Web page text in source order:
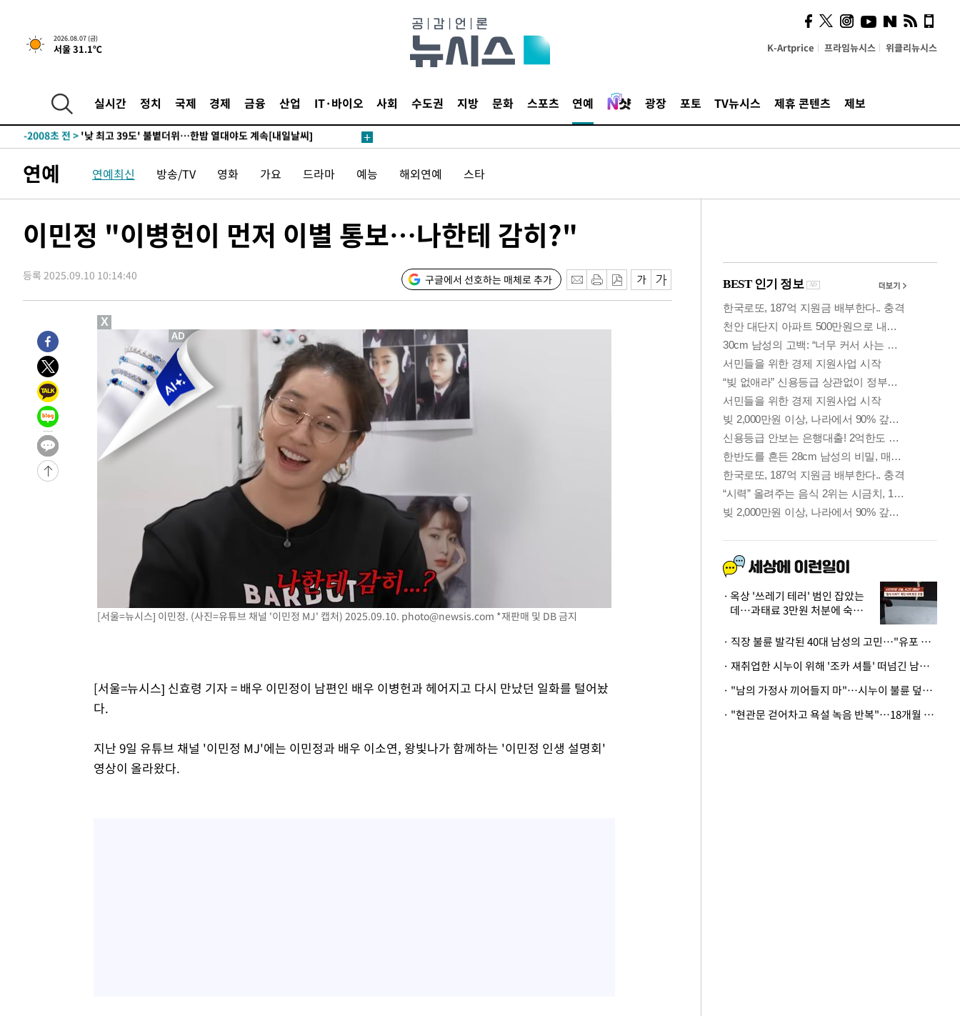
2026.08.07 (금)
서울 31.1℃ K-Artprice 프라임뉴시스 위클리뉴시스
실시간 정치 국제 경제 금융 산업 IT·바이오 사회 수도권 지방 문화 스포츠 연예 광장 포토 TV뉴시스 제휴 콘텐츠 제보
-5028초 전 >[속보]합참 "北 발사체는 단거리탄도미사일…감시·경계태세 강화"
-4776초 전 >日방위성, 北이 동해로 쏜 발사체는 탄도미사일 가능성
-2612초 전 >
[속보]합참 "북, 동해상으로 미상 발사체 발사"
-2008초 전 >
-1967초 전 > [속보]7~9일 프로야구 3연전도 폭염 취소…11일 재개
-1456초 전 >
'월드컵 탈락 후폭풍' 축구협회…초유의 압수수색에 '충격·당황'
-1296초 전 >서울 낮 37.9도, 올여름 최고치 경신…영등포 순간 '40도'
50분 전 > [속보]코스닥, 800p 회복…0.26% 오른 801.67 마감
54분 전 >[속보]원·달러 환율, 0.7원 내린 1423.8원 마감
1시간 전 >"여기 떨어졌다"…다누리, 스페이스X 로켓 달 충돌 흔적 포착
손흥민, 5경기 연속골 실패…LAFC는 승부차기 끝 과달라하라 격파
4시간 전 >
내일까지 39도 '펄펄'…기상청 "태풍 지나며 폭염 잠시 꺾인다"
-22538초 전 >
'월드컵 탈락 후폭풍' 축구협회…11시간 걸린 초유의 압수수색(종
-21974초 전 >
[속보] 뉴욕증시, 혼조 출발…나스닥 0.3%↓, 다우 0.14%↑
-20767초 전 >
축구협회, 15년 전 심판 성 접대 파문에 "현재는 내부 지침 준수"
-19452초 전 >
경찰, '홍명보는 2순위' 결론냈던 스포츠윤리센터도 압수수색
-5048초 전 >
[속보]합참 "北 발사체는 단거리탄도미사일…감시·경계태세 강화"
-4796초 전 >
日방위성, 北이 동해로 쏜 발사체는 탄도미사일 가능성
-3226초 전 >
[속보] SKT, 에이닷 서비스 장애 발생…"원인 파악 중"
[속보]합참 "북, 동해상으로 미상 발사체 발사"
'낮 최고 39도' 불볕더위…한밤 열대야도 계속[내일날씨]
[속보]7~9일 프로야구 3연전도 폭염 취소…11일 재개
"韓 외환시장 개입 관측 배경엔 美의 대한국 무역적자 있어"
'월드컵 탈락 후폭풍' 축구협회…초유의 압수수색에 '충격·당황'
서울 낮 37.9도, 올여름 최고치 경신…영등포 순간 '40도'
[속보]종합특검, 대검 추가 압수수색…내란 중요임무종사 혐의
"여기 떨어졌다"…다누리, 스페이스X 로켓 달 충돌 흔적 포착
손흥민, 5경기 연속골 실패…LAFC는 승부차기 끝 과달라하라 격파
연예 연예최신 방송/TV 영화 가요 드라마 예능 해외연예 스타
이민정 "이병헌이 먼저 이별 통보…나한테 감히?"
등록 2025.09.10 10:14:40 구글에서 선호하는 매체로 추가
[서울=뉴시스] 이민정. (사진=유튜브 채널 '이민정 MJ' 캡처) 2025.09.10. photo@newsis.com *재판매 및 DB 금지
[서울=뉴시스] 신효령 기자 = 배우 이민정이 남편인 배우 이병헌과 헤어지고 다시 만났던 일화를 털어놨
다.
지난 9일 유튜브 채널 '이민정 MJ'에는 이민정과 배우 이소연, 왕빛나가 함께하는 '이민정 인생 설명회'
영상이 올라왔다.
의견, 국토부·LH에 충실히
전달할 것"
옥상 '쓰레기 테러' 범인 잡았는
데…과태료 3만원 처분에 숙박업
· 직장 불륜 발각된 40대 남성의 고민…"유포 동료 명예훼손·협박죄 고소 가능할까"
· 재취업한 시누이 위해 '조카 셔틀' 떠넘긴 남편…아내 "난 못한다"
· "남의 가정사 끼어들지 마"…시누이 불륜 덮으려는 남편에 억울한 아내
· "현관문 걷어차고 욕설 녹음 반복"…18개월 아기 키우는 집 뒤흔든 '앞집의 비극'
X